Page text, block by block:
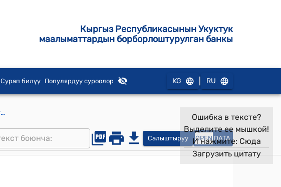
Кыргыз Республикасынын Укуктук
маалыматтардын борборлоштурулган банкы
Сурап билүү Популярдуу суроолор KG RU
Кызыл-Суу айылдык кеңешинин 2012-жылдын 18-апрелиндеги № 3 "Кызыл-Суу айыл Өкмөтүнүн 2011-жылдагы бюджеттин аткарылышы жана 2012-жылга бюджетин бекитүү жөнүндө"
Салыштыруу OPEN DATA
Ошибка в тексте?
Выделите ее мышкой!
И нажмите: Сюда
Загрузить цитату